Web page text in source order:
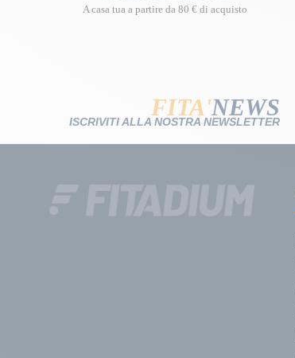
A casa tua a partire da 80 € di acquisto
FITA'NEWS
ISCRIVITI ALLA NOSTRA NEWSLETTER